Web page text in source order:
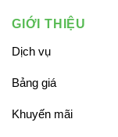
GIỚI THIỆU
Dịch vụ
Bảng giá
Khuyến mãi